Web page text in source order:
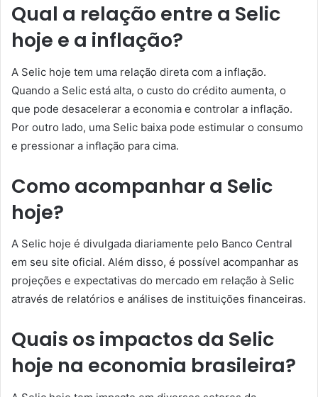
Qual a relação entre a Selic
hoje e a inflação?
A Selic hoje tem uma relação direta com a inflação.
Quando a Selic está alta, o custo do crédito aumenta, o
que pode desacelerar a economia e controlar a inflação.
Por outro lado, uma Selic baixa pode estimular o consumo
e pressionar a inflação para cima.
Como acompanhar a Selic
hoje?
A Selic hoje é divulgada diariamente pelo Banco Central
em seu site oficial. Além disso, é possível acompanhar as
projeções e expectativas do mercado em relação à Selic
através de relatórios e análises de instituições financeiras.
Quais os impactos da Selic
hoje na economia brasileira?